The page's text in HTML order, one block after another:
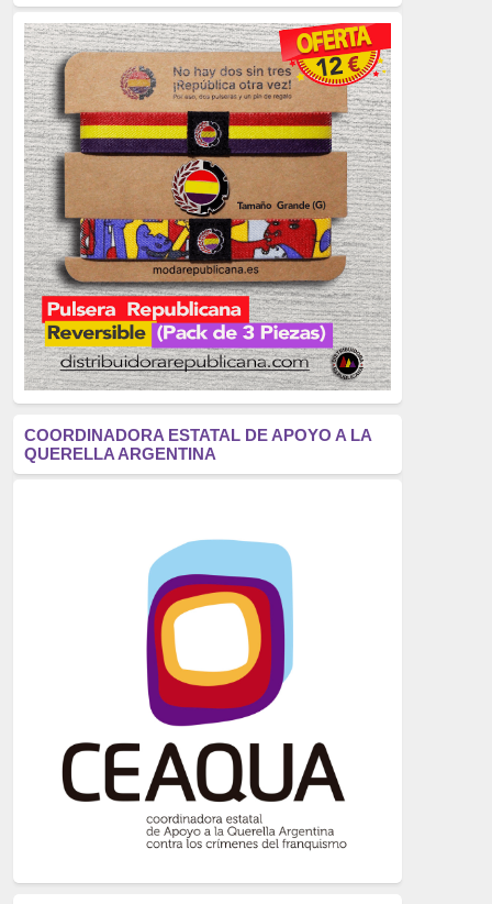
fascismo
(2677)
tardofranquismo
(2320)
Actualidad
(2319)
monarquía
(2253)
borbones
(2176)
Cultura
(2163)
Guerra
(1674)
genocidio
(1234)
mujer
(1070)
Eventos
(914)
Crímenes del franquismo
(721)
(699)
(607)
neofranquismo
(567)
Justicia Universal
Derechos Humanos
(522)
Nacionalcatolicismo
(514)
COORDINADORA ESTATAL DE APOYO A LA
QUERELLA ARGENTINA